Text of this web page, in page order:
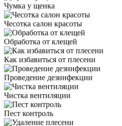
Чумка у щенка
Чесотка салон красоты
Обработка от клещей
Как избавиться от плесени
Проведение дезинфекции
Чистка вентиляции
Пест контроль